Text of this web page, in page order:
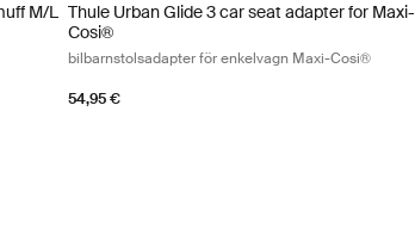
M/L Thule Urban Glide 3 car seat adapter for Maxi-
Cosi®
bilbarnstolsadapter för enkelvagn Maxi-Cosi®
54,95 €